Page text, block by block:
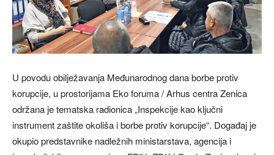
U povodu obilježavanja Međunarodnog dana borbe protiv
korupcije, u prostorijama Eko foruma / Arhus centra Zenica
održana je tematska radionica „Inspekcije kao ključni
instrument zaštite okoliša i borbe protiv korupcije“. Događaj je
okupio predstavnike nadležnih ministarstava, agencija i